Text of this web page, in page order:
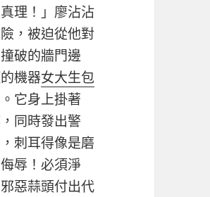
理！」廖沾沾
，被迫從他對
破的牆門邊
機器女大生包
它身上掛著
同時發出警
刺耳得像是磨
辱！必須淨
惡蒜頭付出代